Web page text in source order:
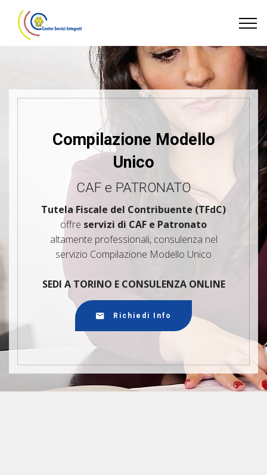
Compilazione Modello
Unico
CAF e PATRONATO
Tutela Fiscale del Contribuente (TFdC)
offre servizi di CAF e Patronato
altamente professionali, consulenza nel
servizio Compilazione Modello Unico
SEDI A TORINO E CONSULENZA ONLINE
Richiedi Info